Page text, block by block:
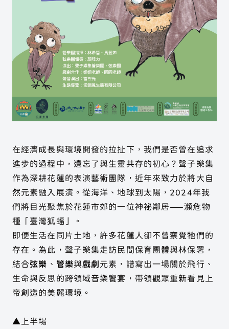
在經濟成長與環境開發的拉扯下，我們是否曾在追求
進步的過程中，遺忘了與生靈共存的初心？聲子樂集
作為深耕花蓮的表演藝術團隊，近年來致力於將大自
然元素融入展演。從海洋、地球到太陽，2024年我
們將目光聚焦於花蓮市郊的一位神祕鄰居——瀕危物
種「臺灣狐蝠」。
即便生活在同片土地，許多花蓮人卻不曾察覺牠們的
存在。為此，聲子樂集走訪民間保育團體與林保署，
結合弦樂 、 管樂與戲劇元素，譜寫出一場關於飛行、
生命與反思的跨領域音樂饗宴，帶領觀眾重新看見上
帝創造的美麗環境。
▲上半場